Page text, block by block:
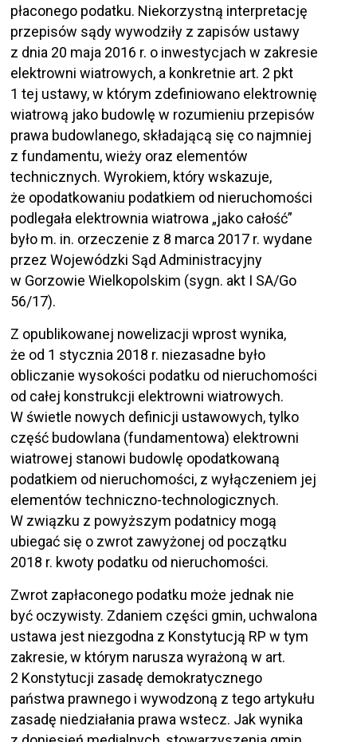
płaconego podatku. Niekorzystną interpretację
przepisów sądy wywodziły z zapisów ustawy
z dnia 20 maja 2016 r. o inwestycjach w zakresie
elektrowni wiatrowych, a konkretnie art. 2 pkt
1 tej ustawy, w którym zdefiniowano elektrownię
wiatrową jako budowlę w rozumieniu przepisów
prawa budowlanego, składającą się co najmniej
z fundamentu, wieży oraz elementów
technicznych. Wyrokiem, który wskazuje,
że opodatkowaniu podatkiem od nieruchomości
podlegała elektrownia wiatrowa „jako całość”
było m. in. orzeczenie z 8 marca 2017 r. wydane
przez Wojewódzki Sąd Administracyjny
w Gorzowie Wielkopolskim (sygn. akt I SA/Go
56/17).
Z opublikowanej nowelizacji wprost wynika,
że od 1 stycznia 2018 r. niezasadne było
obliczanie wysokości podatku od nieruchomości
od całej konstrukcji elektrowni wiatrowych.
W świetle nowych definicji ustawowych, tylko
część budowlana (fundamentowa) elektrowni
wiatrowej stanowi budowlę opodatkowaną
podatkiem od nieruchomości, z wyłączeniem jej
elementów techniczno-technologicznych.
W związku z powyższym podatnicy mogą
ubiegać się o zwrot zawyżonej od początku
2018 r. kwoty podatku od nieruchomości.
Zwrot zapłaconego podatku może jednak nie
być oczywisty. Zdaniem części gmin, uchwalona
ustawa jest niezgodna z Konstytucją RP w tym
zakresie, w którym narusza wyrażoną w art.
2 Konstytucji zasadę demokratycznego
państwa prawnego i wywodzoną z tego artykułu
zasadę niedziałania prawa wstecz. Jak wynika